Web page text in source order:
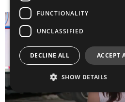
FUNCTIONALITY
UNCLASSIFIED
ACCEPT
DECLINE ALL
SHOW DETAILS